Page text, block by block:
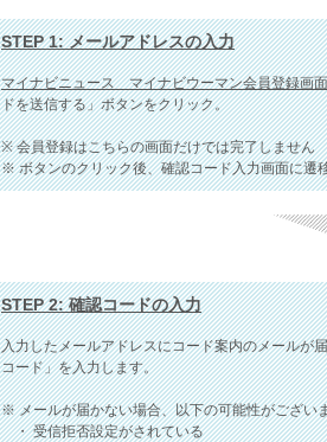
STEP 1: メールアドレスの入力
マイナビニュース マイナビウーマン会員登録画面
ドを送信する」ボタンをクリック。
※ 会員登録はこちらの画面だけでは完了しません
※ ボタンのクリック後、確認コード入力画面に遷
STEP 2: 確認コードの入力
入力したメールアドレスにコード案内のメールが
コード」を入力します。
※ メールが届かない場合、以下の可能性がござい
・ 受信拒否設定がされている